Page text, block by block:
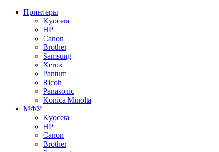
Принтеры
Kyocera
HP
Canon
Brother
Samsung
Xerox
Pantum
Ricoh
Panasonic
Konica Minolta
МФУ
Kyocera
HP
Canon
Brother